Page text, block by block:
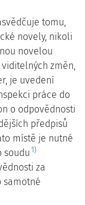
tomu,
novely, nikoli
novelou
změn,
je uvedení
práce do
o odpovědnosti
předpisů
místě je nutné
soudu 1)
za
samotné